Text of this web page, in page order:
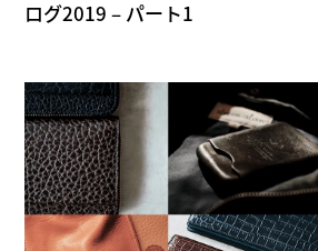
ログ2019 – パート1